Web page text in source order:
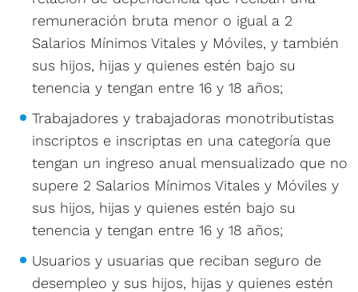
remuneración bruta menor o igual a 2
Salarios Mínimos Vitales y Móviles, y también
sus hijos, hijas y quienes estén bajo su
tenencia y tengan entre 16 y 18 años;
Trabajadores y trabajadoras monotributistas
inscriptos e inscriptas en una categoría que
tengan un ingreso anual mensualizado que no
supere 2 Salarios Mínimos Vitales y Móviles y
sus hijos, hijas y quienes estén bajo su
tenencia y tengan entre 16 y 18 años;
Usuarios y usuarias que reciban seguro de
desempleo y sus hijos, hijas y quienes estén